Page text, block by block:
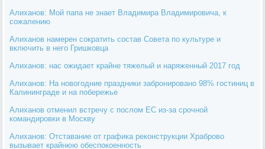
Алиханов: Мой папа не знает Владимира Владимировича, к
сожалению
Алиханов намерен сократить состав Совета по культуре и
включить в него Гришковца
Алиханов: нас ожидает крайне тяжелый и наряженный 2017 год
Алиханов: На новогодние праздники забронировано 98% гостиниц в
Калининграде и на побережье
Алиханов отменил встречу с послом ЕС из-за срочной
командировки в Москву
Алиханов: Отставание от графика реконструкции Храброво
вызывает крайнюю обеспокоенность